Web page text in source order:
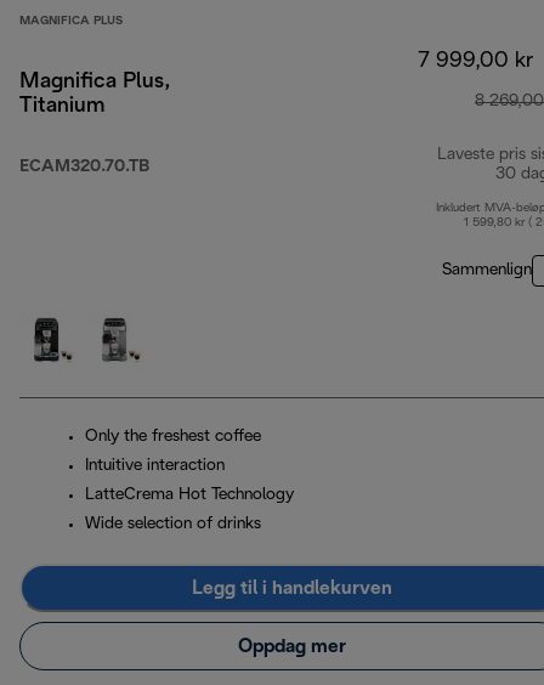
MAGNIFICA PLUS
Magnifica Plus,
Titanium
ECAM320.70.TB
7 999,00 kr
8
Laveste pris
30
Inkludert MVA-
1 599,80 kr (
Sammenlign
Only the freshest coffee
Intuitive interaction
LatteCrema Hot Technology
Wide selection of drinks
Legg til i handlekurven
Oppdag mer